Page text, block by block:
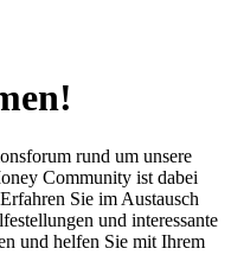
rund um unsere
Community ist dabei
Sie im Austausch
und interessante
und helfen Sie mit Ihrem